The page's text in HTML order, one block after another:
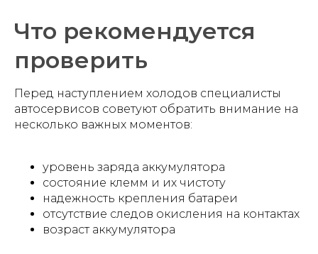
Что рекомендуется
проверить
Перед наступлением холодов специалисты
автосервисов советуют обратить внимание на
несколько важных моментов:
уровень заряда аккумулятора
состояние клемм и их чистоту
надежность крепления батареи
отсутствие следов окисления на контактах
возраст аккумулятора